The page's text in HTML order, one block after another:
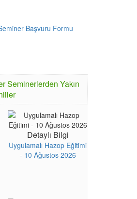
Başvuru Formu
Seminerlerden Yakın
Detaylı Bilgi
Uygulamalı Hazop Eğitimi
- 10 Ağustos 2026